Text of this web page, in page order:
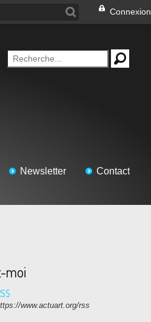
Connexion
Newsletter Contact
moi
www.actuart.org/rss